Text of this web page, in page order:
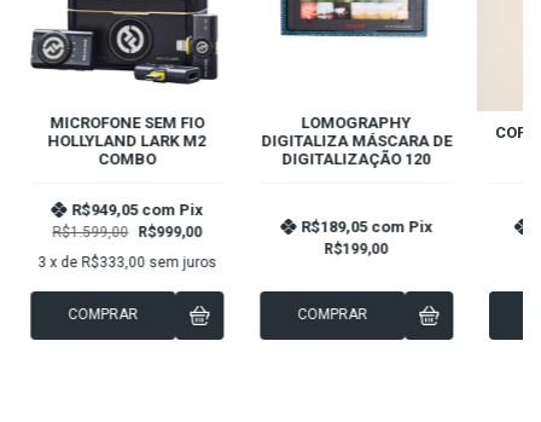
MICROFONE SEM FIO
HOLLYLAND LARK M2
COMBO
R$1.599,00 R$999,00
R$949,05 com Pix
3 x de R$333,00 sem juros
COMPRAR
LOMOGRAPHY
DIGITALIZA MÁSCARA DE
DIGITALIZAÇÃO 120
R$199,00
R$189,05 com Pix
COMPRAR